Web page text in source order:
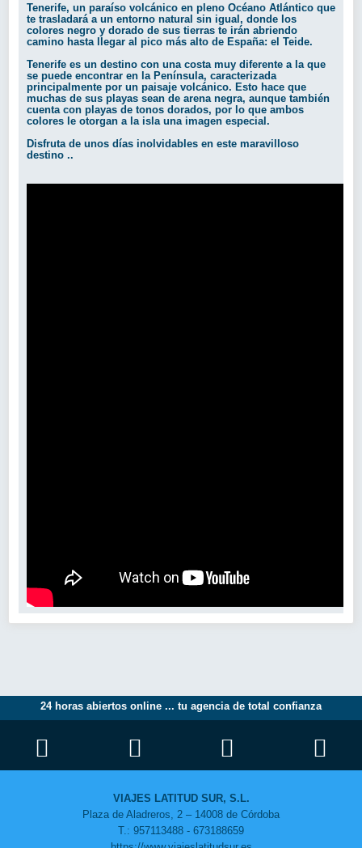
Tenerife, un paraíso volcánico en pleno Océano Atlántico que
te trasladará a un entorno natural sin igual, donde los
colores negro y dorado de sus tierras te irán abriendo
camino hasta llegar al pico más alto de España: el Teide.
Tenerife es un destino con una costa muy diferente a la que
se puede encontrar en la Península, caracterizada
principalmente por un paisaje volcánico. Esto hace que
muchas de sus playas sean de arena negra, aunque también
cuenta con playas de tonos dorados, por lo que ambos
colores le otorgan a la isla una imagen especial.
Disfruta de unos días inolvidables en este maravilloso
destino ..
24 horas abiertos online ... tu agencia de total confianza
VIAJES LATITUD SUR, S.L.
Plaza de Aladreros, 2 – 14008 de Córdoba
T.: 957113488 - 673188659